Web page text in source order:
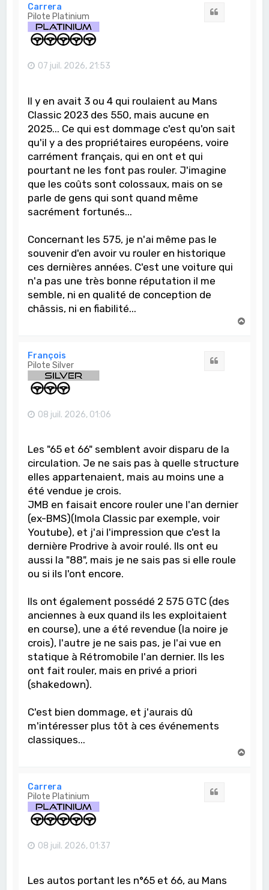
Carrera
Pilote Platinium
07 juil. 2026, 21:53
Il y en avait 3 ou 4 qui roulaient au Mans
Classic 2023 des 550, mais aucune en
2025... Ce qui est dommage c'est qu'on sait
qu'il y a des propriétaires européens, voire
carrément français, qui en ont et qui
pourtant ne les font pas rouler. J'imagine
que les coûts sont colossaux, mais on se
parle de gens qui sont quand même
sacrément fortunés...
Concernant les 575, je n'ai même pas le
souvenir d'en avoir vu rouler en historique
ces dernières années. C'est une voiture qui
n'a pas une très bonne réputation il me
semble, ni en qualité de conception de
châssis, ni en fiabilité...
François
Pilote Silver
08 juil. 2026, 01:06
Les "65 et 66" semblent avoir disparu de la
circulation. Je ne sais pas à quelle structure
elles appartenaient, mais au moins une a
été vendue je crois.
JMB en faisait encore rouler une l'an dernier
(ex-BMS)(Imola Classic par exemple, voir
Youtube), et j'ai l'impression que c'est la
dernière Prodrive à avoir roulé. Ils ont eu
aussi la "88", mais je ne sais pas si elle roule
ou si ils l'ont encore.
Ils ont également possédé 2 575 GTC (des
anciennes à eux quand ils les exploitaient
en course), une a été revendue (la noire je
crois), l'autre je ne sais pas, je l'ai vue en
statique à Rétromobile l'an dernier. Ils les
ont fait rouler, mais en privé a priori
(shakedown).
C'est bien dommage, et j'aurais dû
m'intéresser plus tôt à ces événements
classiques...
Carrera
Pilote Platinium
08 juil. 2026, 01:37
Les autos portant les n°65 et 66, au Mans